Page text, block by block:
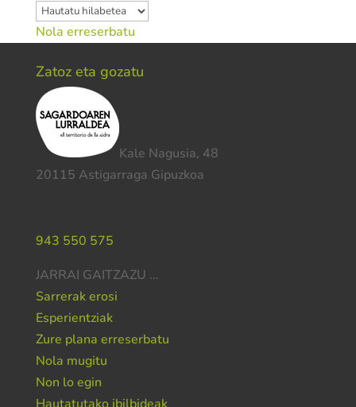
Artxiboak
Nola erreserbatu
Zatoz eta gozatu
Kale Nagusia, 48
20115 Astigarraga Gipuzkoa
943 550 575
JARRAI GAITZAZU …
Sarrerak erosi
Esperientziak
Zure plana erreserbatu
Nola mugitu
Non lo egin